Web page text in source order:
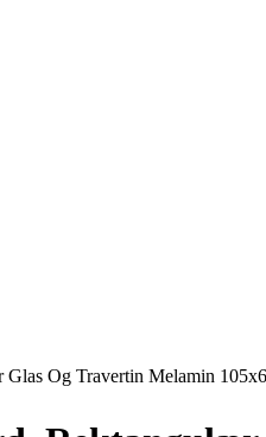
Og Travertin Melamin